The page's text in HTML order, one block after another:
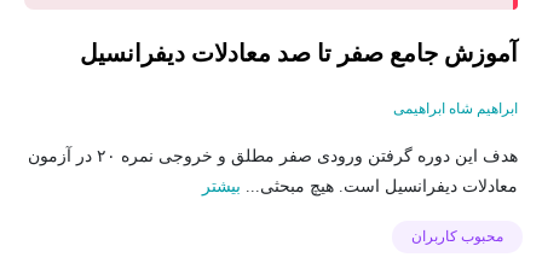
آموزش جامع صفر تا صد معادلات دیفرانسیل
ابراهیم شاه ابراهیمی
هدف این دوره گرفتن ورودی صفر مطلق و خروجی نمره ۲۰ در آزمون
معادلات دیفرانسیل است. هیچ مبحثی... بیشتر
محبوب کاربران